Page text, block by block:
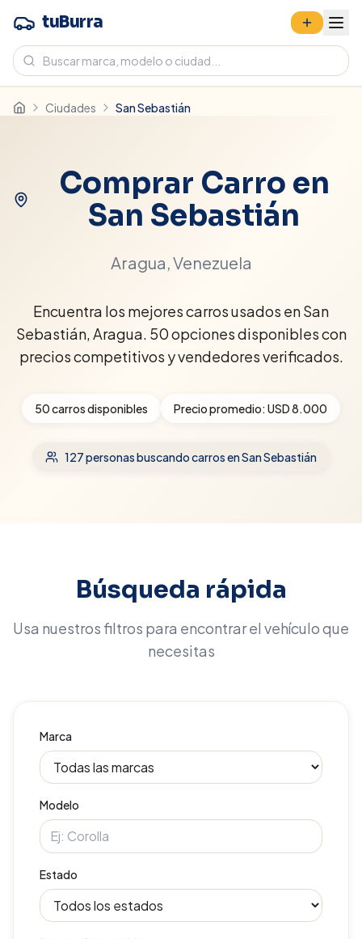
tuBurra
Ciudades San Sebastián
Comprar Carro en
San Sebastián
Aragua, Venezuela
Encuentra los mejores carros usados en San
Sebastián, Aragua. 50 opciones disponibles con
precios competitivos y vendedores verificados.
50carros disponibles Precio promedio: USD 8.000
127personas buscando carrosen San Sebastián
Búsqueda rápida
Usa nuestros filtros para encontrar el vehículo que
necesitas
Marca
Modelo
Estado